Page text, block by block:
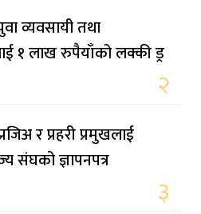
व्यवसायी तथा
१ लाख रुपैयाँको लक्की ड्र
२
र प्रहरी प्रमुखलाई
संघको ज्ञापनपत्र
३